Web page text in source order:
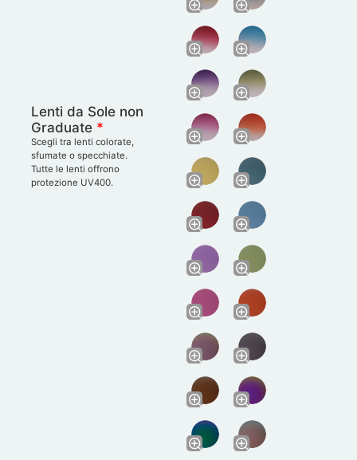
Lenti da Sole non
Graduate *
Scegli tra lenti colorate,
sfumate o specchiate.
Tutte le lenti offrono
protezione UV400.